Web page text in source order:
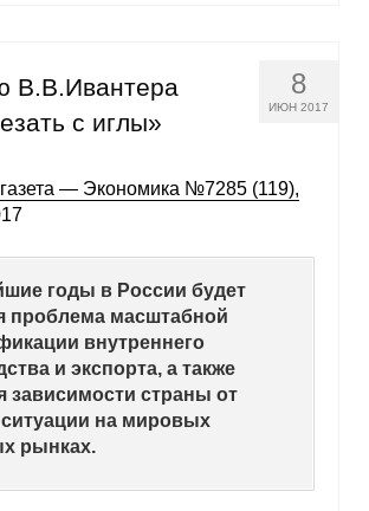
8
ИЮН 2017
В.В.Ивантера
с иглы»
газета — Экономика №7285 (119),
годы в России будет
проблема масштабной
внутреннего
и экспорта, а также
зависимости страны от
на мировых
рынках.